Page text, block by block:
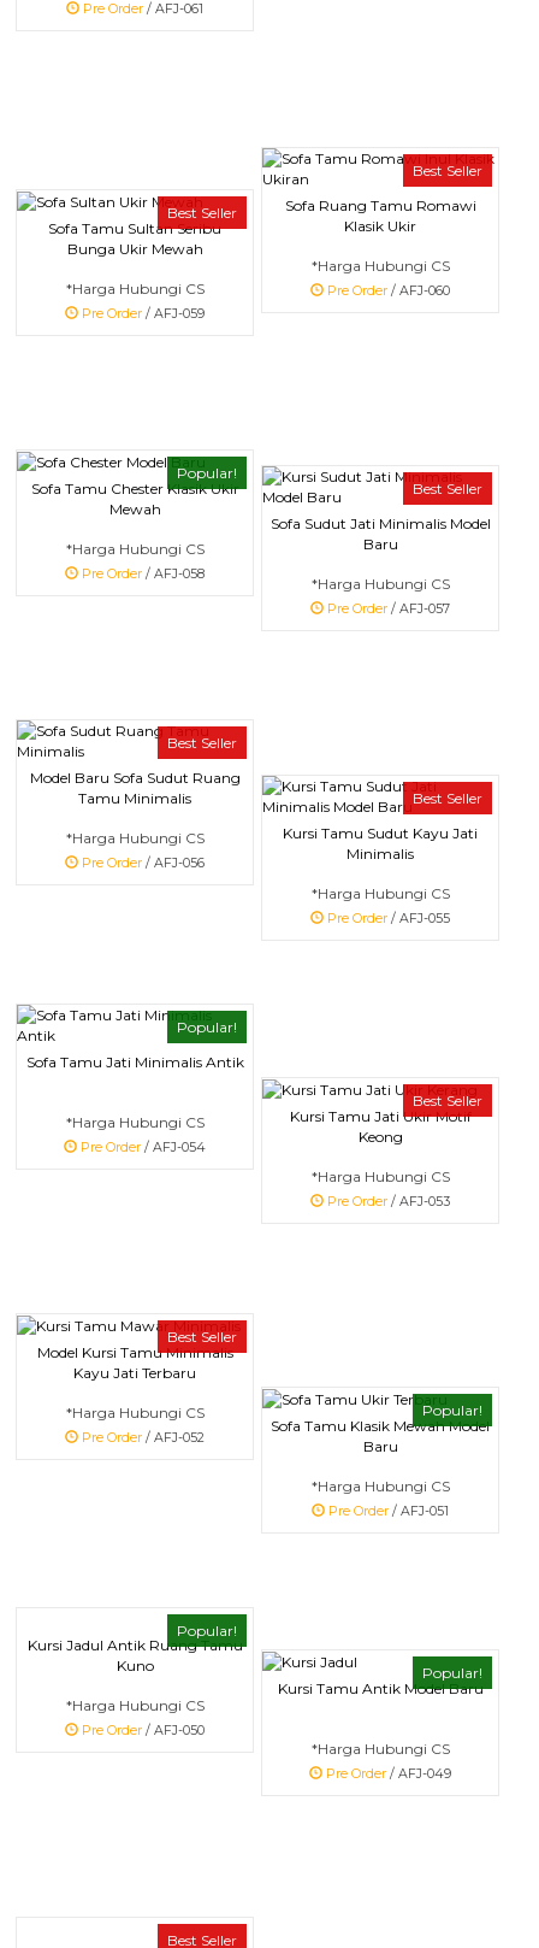
Pre Order / AFJ-061
Best Seller
Sofa Ruang Tamu Romawi
Klasik Ukir
*Harga Hubungi CS
Pre Order / AFJ-060
Best Seller
Sofa Tamu Sultan Seribu
Bunga Ukir Mewah
*Harga Hubungi CS
Pre Order / AFJ-059
Popular!
Sofa Tamu Chester Klasik Ukir
Mewah
*Harga Hubungi CS
Pre Order / AFJ-058
Best Seller
Sofa Sudut Jati Minimalis Model
Baru
*Harga Hubungi CS
Pre Order / AFJ-057
Best Seller
Model Baru Sofa Sudut Ruang
Tamu Minimalis
*Harga Hubungi CS
Pre Order / AFJ-056
Best Seller
Kursi Tamu Sudut Kayu Jati
Minimalis
*Harga Hubungi CS
Pre Order / AFJ-055
Popular!
Sofa Tamu Jati Minimalis Antik
*Harga Hubungi CS
Pre Order / AFJ-054
Best Seller
Kursi Tamu Jati Ukir Motif
Keong
*Harga Hubungi CS
Pre Order / AFJ-053
Best Seller
Model Kursi Tamu Minimalis
Kayu Jati Terbaru
*Harga Hubungi CS
Pre Order / AFJ-052
Popular!
Sofa Tamu Klasik Mewah Model
Baru
*Harga Hubungi CS
Pre Order / AFJ-051
Popular!
Kursi Jadul Antik Ruang Tamu
Kuno
*Harga Hubungi CS
Pre Order / AFJ-050
Popular!
Kursi Tamu Antik Model Baru
*Harga Hubungi CS
Pre Order / AFJ-049
Best Seller